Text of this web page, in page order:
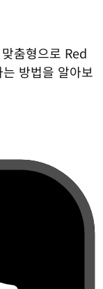
춤형으로 Red
방법을 알아보